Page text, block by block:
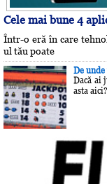
Cele mai bune 4
Într-o eră în care
ul tău poate
De
Dacă ai
asta